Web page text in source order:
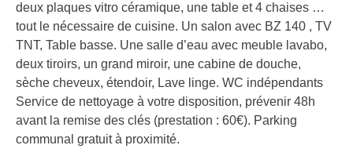
deux plaques vitro céramique, une table et 4 chaises …
tout le nécessaire de cuisine. Un salon avec BZ 140 , TV
TNT, Table basse. Une salle d’eau avec meuble lavabo,
deux tiroirs, un grand miroir, une cabine de douche,
sèche cheveux, étendoir, Lave linge. WC indépendants
Service de nettoyage à votre disposition, prévenir 48h
avant la remise des clés (prestation : 60€). Parking
communal gratuit à proximité.